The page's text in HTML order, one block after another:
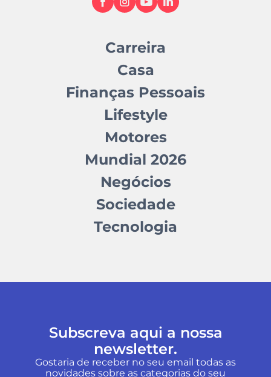
Carreira
Casa
Finanças Pessoais
Lifestyle
Motores
Mundial 2026
Negócios
Sociedade
Tecnologia
Subscreva aqui a nossa
newsletter.
Gostaria de receber no seu email todas as
novidades sobre as categorias do seu